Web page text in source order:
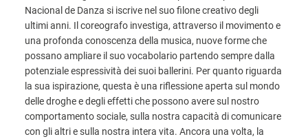
Nacional de Danza si iscrive nel suo filone creativo degli
ultimi anni. Il coreografo investiga, attraverso il movimento e
una profonda conoscenza della musica, nuove forme che
possano ampliare il suo vocabolario partendo sempre dalla
potenziale espressività dei suoi ballerini. Per quanto riguarda
la sua ispirazione, questa è una riflessione aperta sul mondo
delle droghe e degli effetti che possono avere sul nostro
comportamento sociale, sulla nostra capacità di comunicare
con gli altri e sulla nostra intera vita. Ancora una volta, la